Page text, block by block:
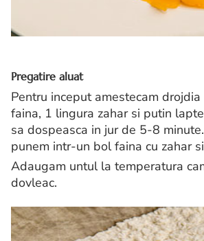
Pregatire aluat
Pentru inceput amestecam
faina, 1 lingura zahar si putin
sa dospeasca in jur de 5-8
punem intr-un bol faina cu zahar
Adaugam untul la temperatura
dovleac.